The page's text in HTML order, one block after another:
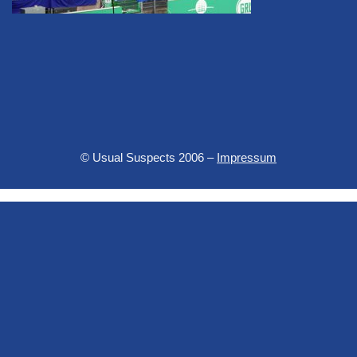
© Usual Suspects 2006 – Impressum